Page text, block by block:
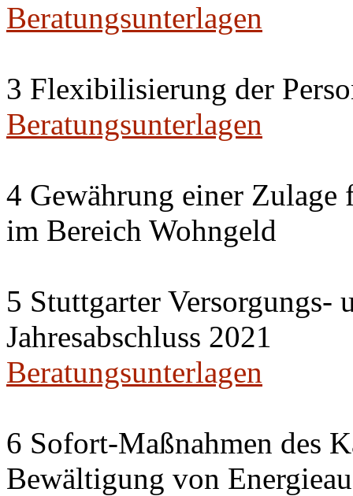
Beratungsunterlagen
3 Flexibilisierung der
Beratungsunterlagen
4 Gewährung einer
im Bereich Wohngeld
5 Stuttgarter Versorgungs-
Jahresabschluss 2021
Beratungsunterlagen
6 Sofort-Maßnahmen des
Bewältigung von